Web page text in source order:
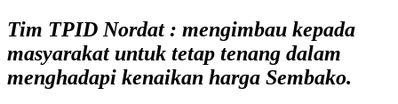
Tim TPID Nordat : mengimbau kepada
masyarakat untuk tetap tenang dalam
menghadapi kenaikan harga Sembako.